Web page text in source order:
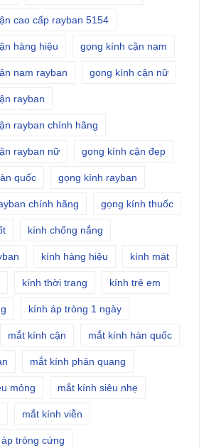
cao cấp rayban 5154
hàng hiệu gọng kính cận nam
nam rayban gọng kính cận nữ
rayban
rayban chính hãng
rayban nữ gọng kính cận đẹp
quốc gọng kính rayban
chính hãng gọng kính thuốc
kính chống nắng
kính hàng hiệu kính mát
kính thời trang kính trẻ em
kính áp tròng 1 ngày
mắt kính cận mắt kính hàn quốc
mắt kính phản quang
mỏng mắt kính siêu nhẹ
mắt kính viễn
tròng cứng